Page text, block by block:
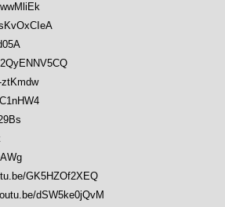
GK5HZOf2XEQ
dSW5ke0jQvM